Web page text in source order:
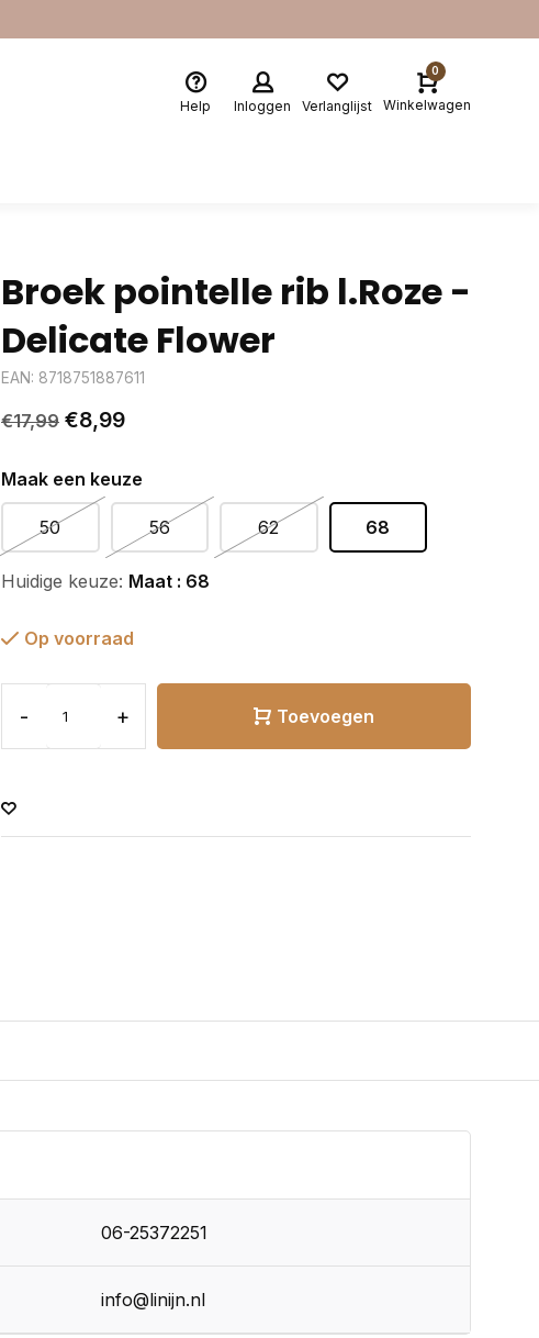
Help Inloggen Verlanglijst
0
Winkelwagen
Broek pointelle rib l.Roze -
Delicate Flower
EAN: 8718751887611
€17,99 €8,99
Maak een keuze
50 56 62 68
Huidige keuze: Maat : 68
Op voorraad
- + Toevoegen
06-25372251
info@linijn.nl